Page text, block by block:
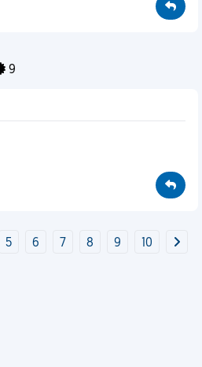
9
5 6 7 8 9 10